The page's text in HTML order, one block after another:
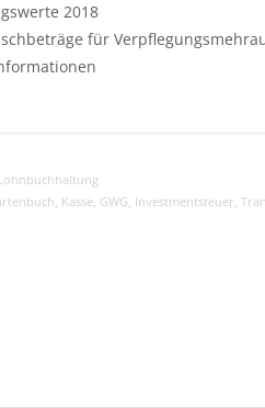
2018
für
, Kasse, GWG, Investmentsteuer,